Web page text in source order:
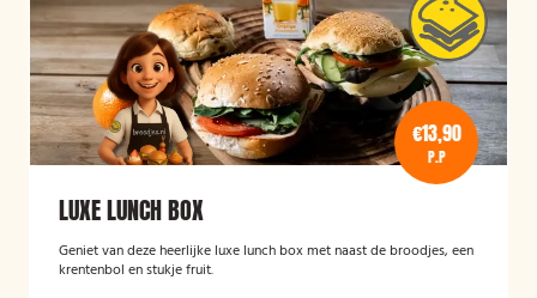
€13,90
P.P
LUXE LUNCH BOX
Geniet van deze heerlijke luxe lunch box met naast de broodjes, een
krentenbol en stukje fruit.